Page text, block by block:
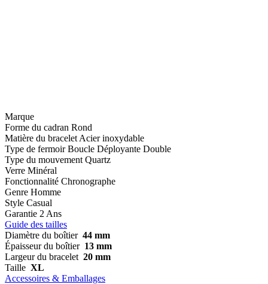
Marque
Forme du cadran Rond
Matière du bracelet Acier inoxydable
Type de fermoir Boucle Déployante Double
Type du mouvement Quartz
Verre Minéral
Fonctionnalité Chronographe
Genre Homme
Style Casual
Garantie 2 Ans
Guide des tailles
Diamètre du boîtier 44 mm
Épaisseur du boîtier 13 mm
Largeur du bracelet 20 mm
Taille XL
Accessoires & Emballages